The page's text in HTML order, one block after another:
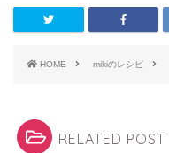
HOME mikiのレシピ
RELATED POST